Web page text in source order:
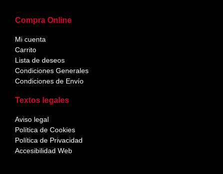
Compra Online
Mi cuenta
Carrito
Lista de deseos
Condiciones Generales
Condiciones de Envío
Textos legales
Aviso legal
Política de Cookies
Política de Privacidad
Accesibilidad Web